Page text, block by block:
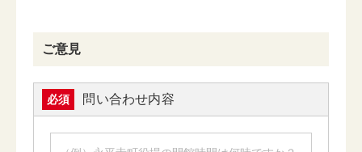
ご意見
必須 問い合わせ内容